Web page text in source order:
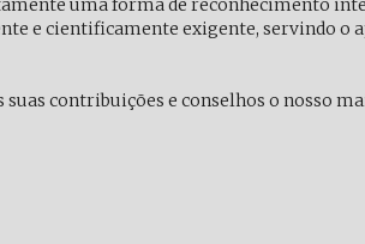
uma forma de reconhecimento
e cientificamente exigente, servindo o
contribuições e conselhos o nosso